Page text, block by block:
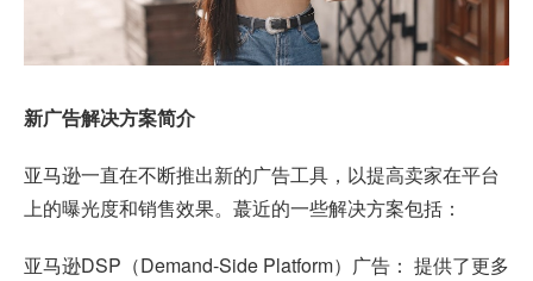
新广告解决方案简介
亚马逊一直在不断推出新的广告工具，以提高卖家在平台
上的曝光度和销售效果。蕞近的一些解决方案包括：
亚马逊DSP（Demand-Side Platform）广告： 提供了更多